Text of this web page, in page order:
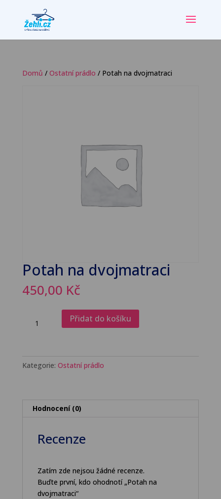
Domů / Ostatní prádlo / Potah na dvojmatraci
Potah na dvojmatraci
450,00 Kč
Přidat do košíku
Kategorie: Ostatní prádlo
Hodnocení (0)
Recenze
Zatím zde nejsou žádné recenze.
Buďte první, kdo ohodnotí „Potah na
dvojmatraci“